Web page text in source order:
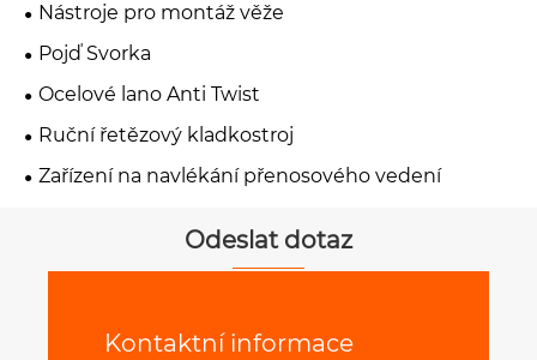
Nástroje pro montáž věže
Pojď Svorka
Ocelové lano Anti Twist
Ruční řetězový kladkostroj
Zařízení na navlékání přenosového vedení
Odeslat dotaz
Kontaktní informace